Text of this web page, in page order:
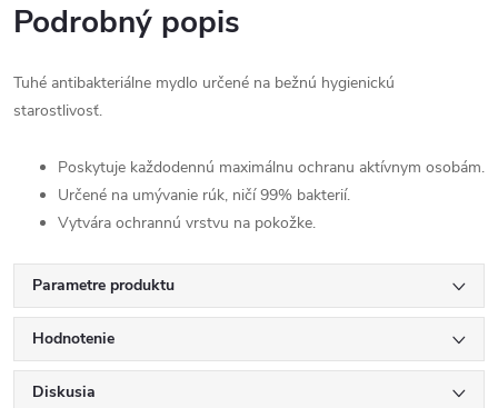
Podrobný popis
Tuhé antibakteriálne mydlo určené na bežnú hygienickú
starostlivosť.
Poskytuje každodennú maximálnu ochranu aktívnym osobám.
Určené na umývanie rúk, ničí 99% bakterií.
Vytvára ochrannú vrstvu na pokožke.
Parametre produktu
Hodnotenie
Diskusia